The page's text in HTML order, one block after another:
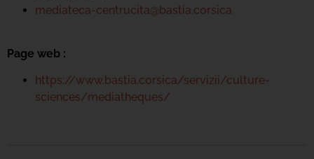
mediateca-centrucita@bastia.corsica
Page web :
https://www.bastia.corsica/servizii/culture-
sciences/mediatheques/